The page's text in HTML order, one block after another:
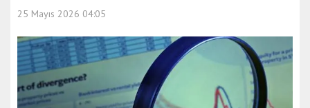
25 Mayıs 2026 04:05